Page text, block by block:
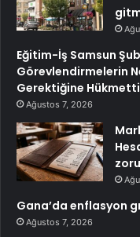
Eğitim-İş Samsun
Görevlendirmelerin
Gerektiğine Hükmetti
Ağustos 7, 2026
Gana’da enflasyon
Ağustos 7, 2026